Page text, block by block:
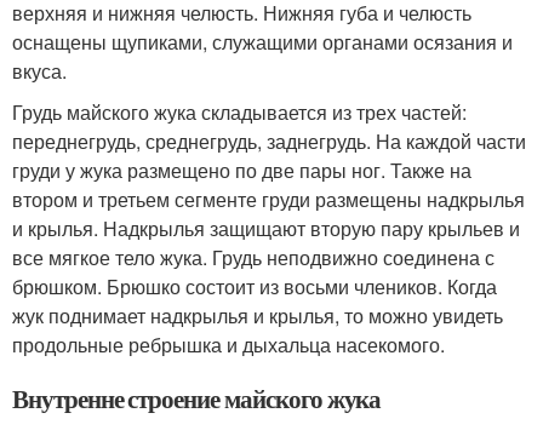
верхняя и нижняя челюсть. Нижняя губа и челюсть
оснащены щупиками, служащими органами осязания и
вкуса.
Грудь майского жука складывается из трех частей:
переднегрудь, среднегрудь, заднегрудь. На каждой части
груди у жука размещено по две пары ног. Также на
втором и третьем сегменте груди размещены надкрылья
и крылья. Надкрылья защищают вторую пару крыльев и
все мягкое тело жука. Грудь неподвижно соединена с
брюшком. Брюшко состоит из восьми члеников. Когда
жук поднимает надкрылья и крылья, то можно увидеть
продольные ребрышка и дыхальца насекомого.
Внутренне строение майского жука